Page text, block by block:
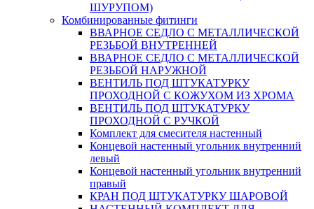
ШУРУПОМ)
Комбинированные фитинги
ВВАРНОЕ СЕДЛО С МЕТАЛЛИЧЕСКОЙ
РЕЗЬБОЙ ВНУТРЕННЕЙ
ВВАРНОЕ СЕДЛО С МЕТАЛЛИЧЕСКОЙ
РЕЗЬБОЙ НАРУЖНОЙ
ВЕНТИЛЬ ПОД ШТУКАТУРКУ
ПРОХОДНОЙ С КОЖУХОМ ИЗ ХРОМА
ВЕНТИЛЬ ПОД ШТУКАТУРКУ
ПРОХОДНОЙ С РУЧКОЙ
Комплект для смесителя настенный
Концевой настенный угольник внутренний
левый
Концевой настенный угольник внутренний
правый
КРАН ПОД ШТУКАТУРКУ ШАРОВОЙ